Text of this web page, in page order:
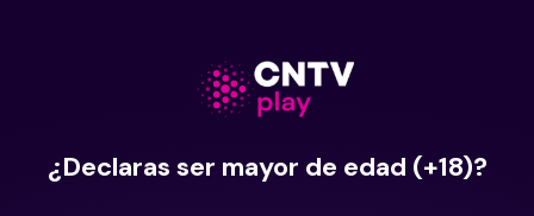
¿Declaras ser mayor de edad (+18)?